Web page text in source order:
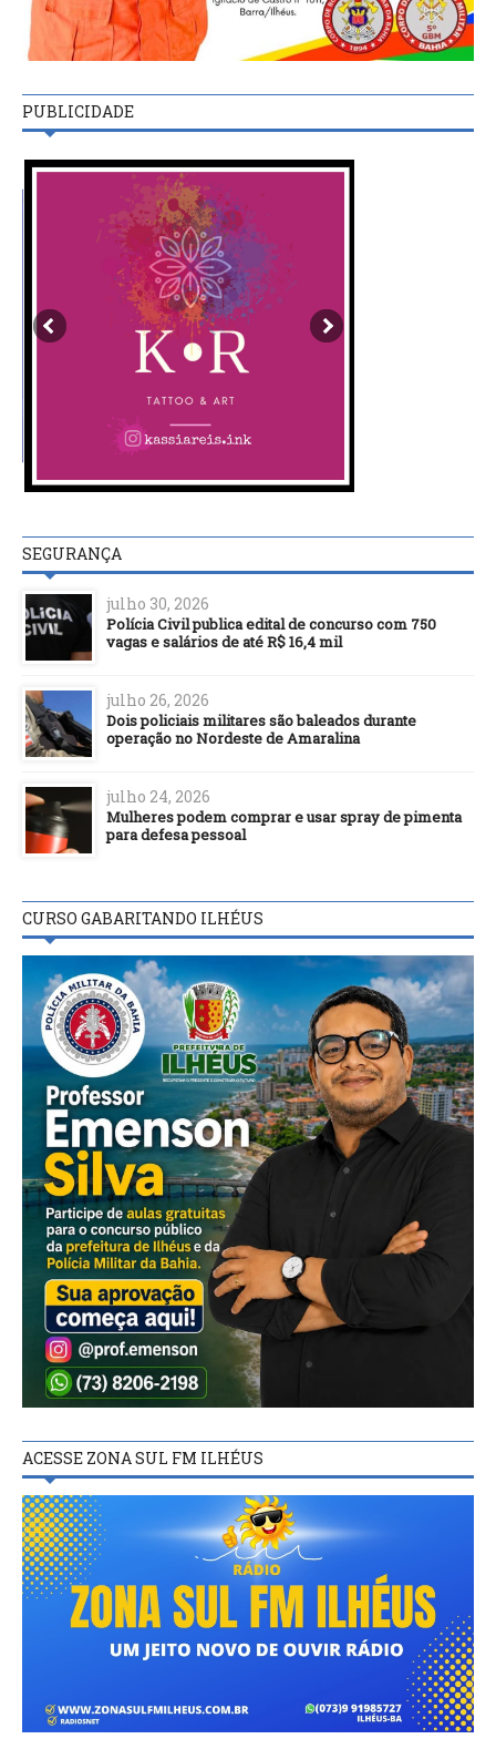
PUBLICIDADE
SEGURANÇA
julho 30, 2026
Polícia Civil publica edital de concurso com 750
vagas e salários de até R$ 16,4 mil
julho 26, 2026
Dois policiais militares são baleados durante
operação no Nordeste de Amaralina
julho 24, 2026
Mulheres podem comprar e usar spray de pimenta
para defesa pessoal
CURSO GABARITANDO ILHÉUS
ACESSE ZONA SUL FM ILHÉUS